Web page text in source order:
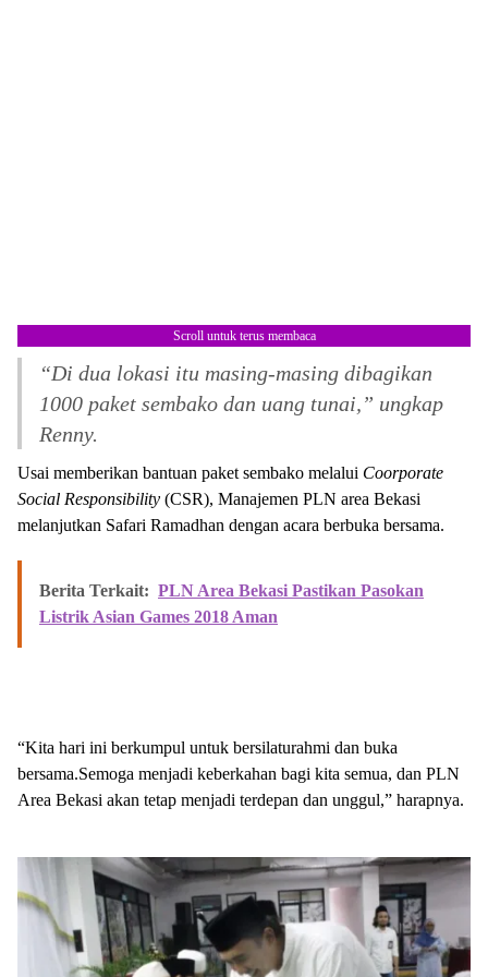
Scroll untuk terus membaca
“Di dua lokasi itu masing-masing dibagikan
1000 paket sembako dan uang tunai,” ungkap
Renny.
Usai memberikan bantuan paket sembako melalui Coorporate
Social Responsibility (CSR), Manajemen PLN area Bekasi
melanjutkan Safari Ramadhan dengan acara berbuka bersama.
Berita Terkait: PLN Area Bekasi Pastikan Pasokan
Listrik Asian Games 2018 Aman
“Kita hari ini berkumpul untuk bersilaturahmi dan buka
bersama.Semoga menjadi keberkahan bagi kita semua, dan PLN
Area Bekasi akan tetap menjadi terdepan dan unggul,” harapnya.